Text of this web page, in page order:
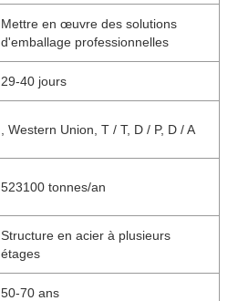
Mettre en œuvre des solutions
d'emballage professionnelles
29-40 jours
, Western Union, T / T, D / P, D / A
523100 tonnes/an
Structure en acier à plusieurs
étages
50-70 ans